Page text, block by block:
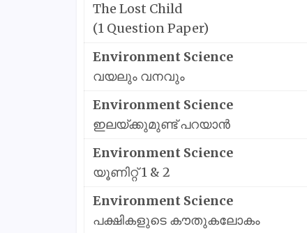
The Lost Child
(1 Question Paper)
Environment Science
വയലും വനവും
Environment Science
ഇലയ്ക്കുമുണ്ട് പറയാൻ
Environment Science
യൂണിറ്റ് 1 & 2
Environment Science
പക്ഷികളുടെ കൗതുകലോകം